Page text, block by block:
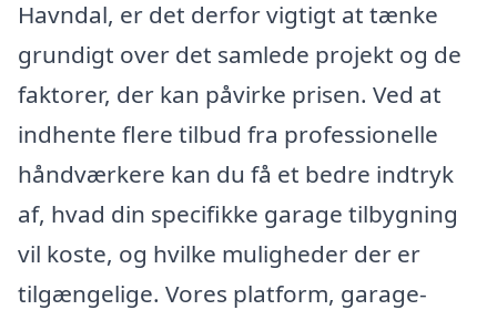
Havndal, er det derfor vigtigt at tænke
grundigt over det samlede projekt og de
faktorer, der kan påvirke prisen. Ved at
indhente flere tilbud fra professionelle
håndværkere kan du få et bedre indtryk
af, hvad din specifikke garage tilbygning
vil koste, og hvilke muligheder der er
tilgængelige. Vores platform, garage-